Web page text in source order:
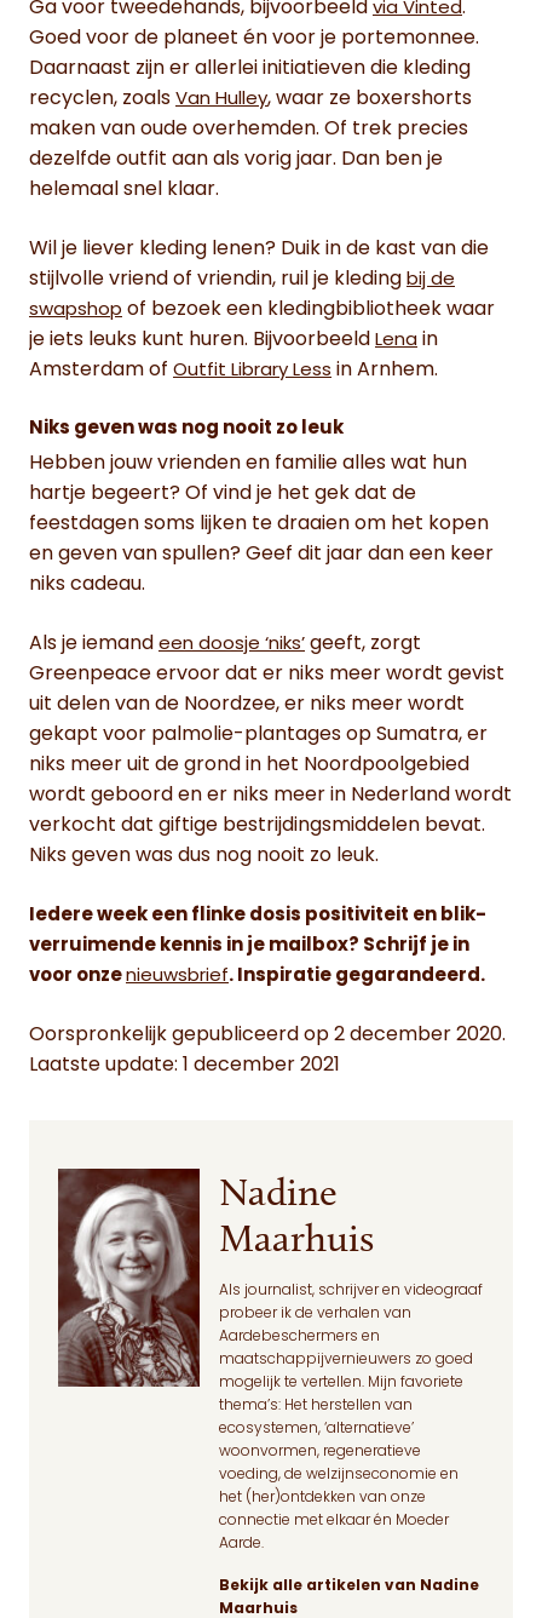
Ga voor tweedehands, bijvoorbeeld via Vinted.
Goed voor de planeet én voor je portemonnee.
Daarnaast zijn er allerlei initiatieven die kleding
recyclen, zoals Van Hulley, waar ze boxershorts
maken van oude overhemden. Of trek precies
dezelfde outfit aan als vorig jaar. Dan ben je
helemaal snel klaar.
Wil je liever kleding lenen? Duik in de kast van die
stijlvolle vriend of vriendin, ruil je kleding bij de
swapshop of bezoek een kledingbibliotheek waar
je iets leuks kunt huren. Bijvoorbeeld Lena in
Amsterdam of Outfit Library Less in Arnhem.
Niks geven was nog nooit zo leuk
Hebben jouw vrienden en familie alles wat hun
hartje begeert? Of vind je het gek dat de
feestdagen soms lijken te draaien om het kopen
en geven van spullen? Geef dit jaar dan een keer
niks cadeau.
Als je iemand een doosje ‘niks’ geeft, zorgt
Greenpeace ervoor dat er niks meer wordt gevist
uit delen van de Noordzee, er niks meer wordt
gekapt voor palmolie-plantages op Sumatra, er
niks meer uit de grond in het Noordpoolgebied
wordt geboord en er niks meer in Nederland wordt
verkocht dat giftige bestrijdingsmiddelen bevat.
Niks geven was dus nog nooit zo leuk.
Iedere week een flinke dosis positiviteit en blik-
verruimende kennis in je mailbox? Schrijf je in
voor onze nieuwsbrief. Inspiratie gegarandeerd.
Oorspronkelijk gepubliceerd op 2 december 2020.
Laatste update: 1 december 2021
Nadine
Maarhuis
Als journalist, schrijver en videograaf
probeer ik de verhalen van
Aardebeschermers en
maatschappijvernieuwers zo goed
mogelijk te vertellen. Mijn favoriete
thema’s: Het herstellen van
ecosystemen, ‘alternatieve’
woonvormen, regeneratieve
voeding, de welzijnseconomie en
het (her)ontdekken van onze
connectie met elkaar én Moeder
Aarde.
Bekijk alle artikelen van Nadine
Maarhuis